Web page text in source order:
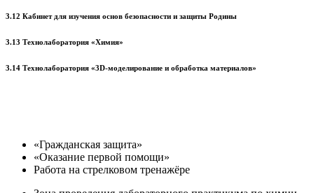
3.12 Кабинет для изучения основ безопасности и защиты Родины
3.13 Технолаборатория «Химия»
3.14 Технолаборатория «3D-моделирование и обработка материалов»
«Гражданская защита»
«Оказание первой помощи»
Работа на стрелковом тренажёре